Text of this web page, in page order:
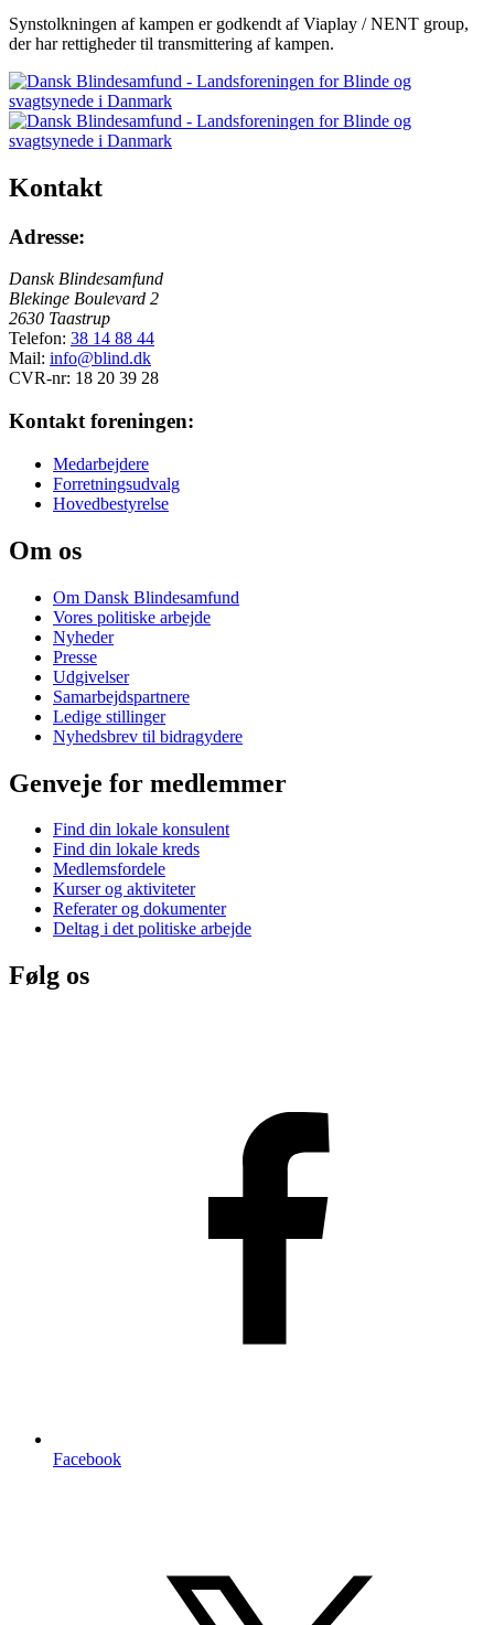
Synstolkningen af kampen er godkendt af Viaplay / NENT group,
der har rettigheder til transmittering af kampen.
Kontakt
Adresse:
Dansk Blindesamfund
Blekinge Boulevard 2
2630 Taastrup
Telefon: 38 14 88 44
Mail: info@blind.dk
CVR-nr: 18 20 39 28
Kontakt foreningen:
Medarbejdere
Forretningsudvalg
Hovedbestyrelse
Om os
Om Dansk Blindesamfund
Vores politiske arbejde
Nyheder
Presse
Udgivelser
Samarbejdspartnere
Ledige stillinger
Nyhedsbrev til bidragydere
Genveje for medlemmer
Find din lokale konsulent
Find din lokale kreds
Medlemsfordele
Kurser og aktiviteter
Referater og dokumenter
Deltag i det politiske arbejde
Følg os
Facebook